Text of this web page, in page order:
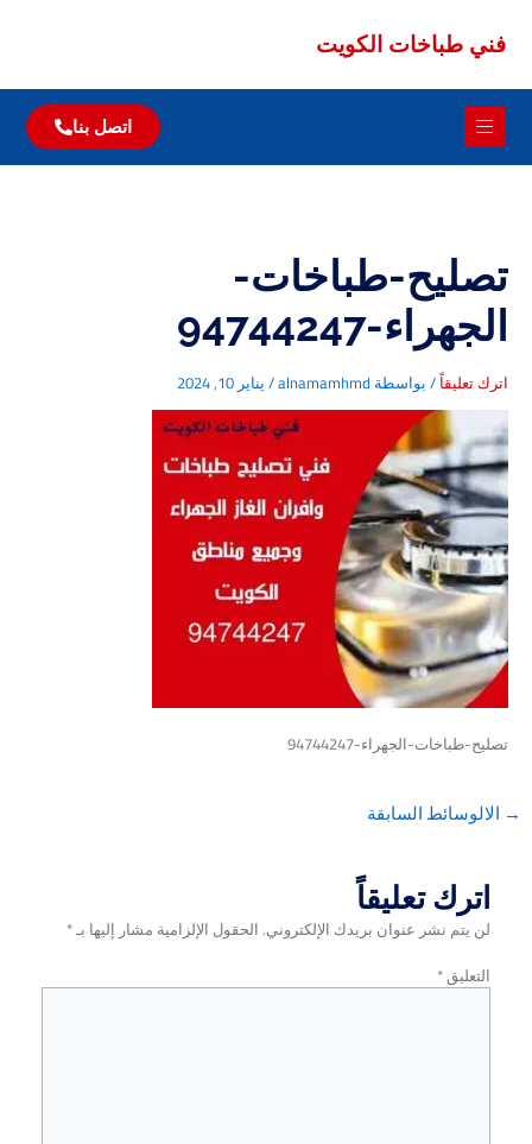
الكويت
اتصل بنا
طباخات-
94744247
/ بواسطةalnamamhmd
/يناير 10, 2024
الجهراء-94744247
السابقة
تعليقاً
نشر عنوان بريدك الإلكتروني.الحقول الإلزامية مشار إليها بـ *